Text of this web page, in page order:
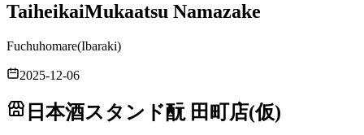
TaiheikaiMukaatsu Namazake
Fuchuhomare(Ibaraki)
2025-12-06
日本酒スタンド酛 田町店(仮)